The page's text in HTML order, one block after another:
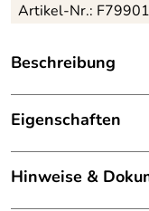
Artikel-Nr.: F79901
Beschreibung
Ortlieb
Eigenschaften
Details
Hinweise &